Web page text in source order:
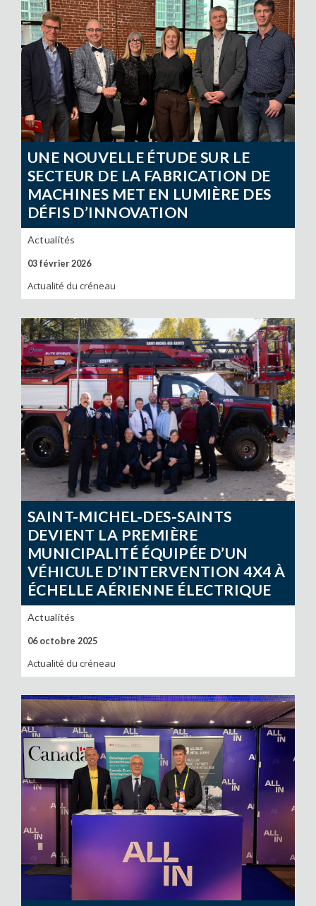
UNE NOUVELLE ÉTUDE SUR LE
SECTEUR DE LA FABRICATION DE
MACHINES MET EN LUMIÈRE DES
DÉFIS D’INNOVATION
Actualités
03 février 2026
Actualité du créneau
SAINT-MICHEL-DES-SAINTS
DEVIENT LA PREMIÈRE
MUNICIPALITÉ ÉQUIPÉE D’UN
VÉHICULE D’INTERVENTION 4X4 À
ÉCHELLE AÉRIENNE ÉLECTRIQUE
Actualités
06 octobre 2025
Actualité du créneau